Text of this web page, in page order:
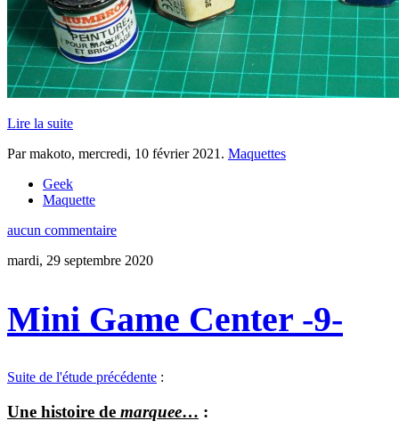
Lire la suite
Par makoto, mercredi, 10 février 2021 . Maquettes
Geek
Maquette
aucun commentaire
mardi, 29 septembre 2020
Mini Game Center -9-
Suite de l'étude précédente :
Une histoire de marquee… :